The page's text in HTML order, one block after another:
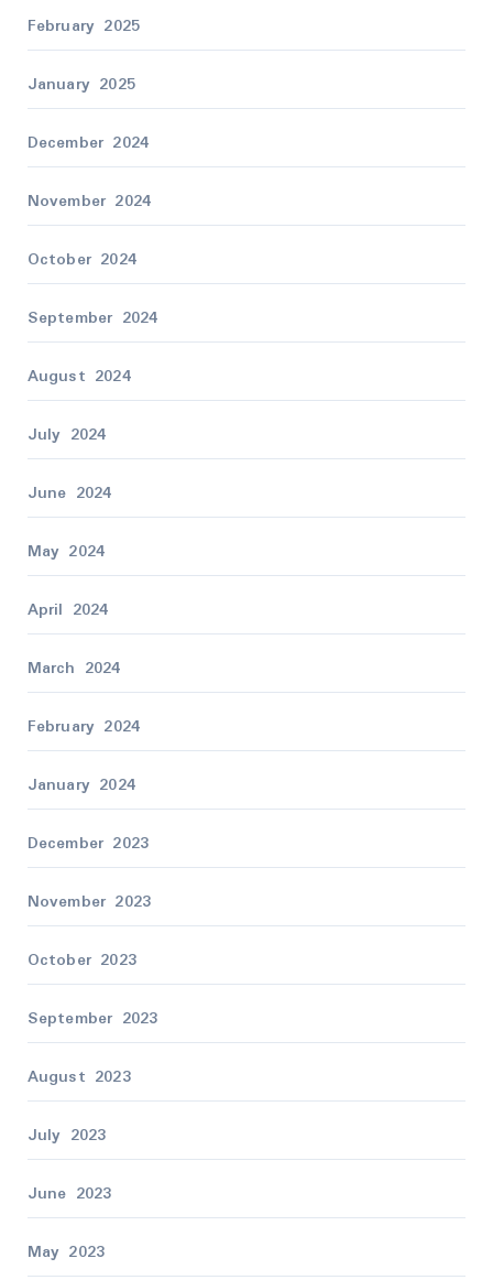
February 2025
January 2025
December 2024
November 2024
October 2024
September 2024
August 2024
July 2024
June 2024
May 2024
April 2024
March 2024
February 2024
January 2024
December 2023
November 2023
October 2023
September 2023
August 2023
July 2023
June 2023
May 2023